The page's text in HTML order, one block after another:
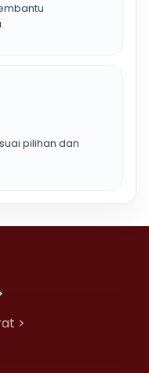
pilihan dan
>